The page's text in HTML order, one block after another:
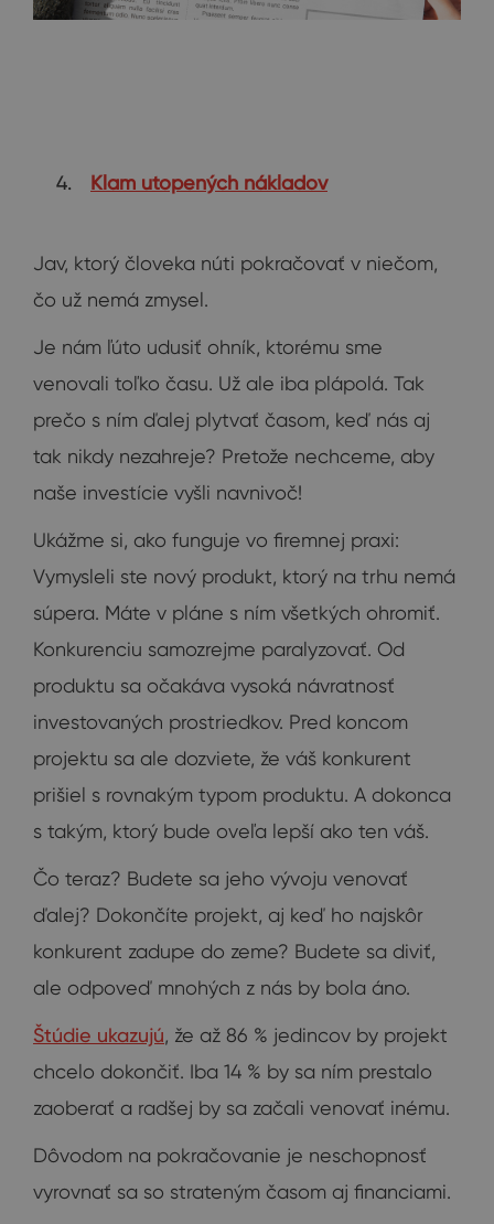
Klam utopených nákladov
Jav, ktorý človeka núti pokračovať v niečom,
čo už nemá zmysel.
Je nám ľúto udusiť ohník, ktorému sme
venovali toľko času. Už ale iba plápolá. Tak
prečo s ním ďalej plytvať časom, keď nás aj
tak nikdy nezahreje? Pretože nechceme, aby
naše investície vyšli navnivoč!
Ukážme si, ako funguje vo firemnej praxi:
Vymysleli ste nový produkt, ktorý na trhu nemá
súpera. Máte v pláne s ním všetkých ohromiť.
Konkurenciu samozrejme paralyzovať. Od
produktu sa očakáva vysoká návratnosť
investovaných prostriedkov. Pred koncom
projektu sa ale dozviete, že váš konkurent
prišiel s rovnakým typom produktu. A dokonca
s takým, ktorý bude oveľa lepší ako ten váš.
Čo teraz? Budete sa jeho vývoju venovať
ďalej? Dokončíte projekt, aj keď ho najskôr
konkurent zadupe do zeme? Budete sa diviť,
ale odpoveď mnohých z nás by bola áno.
Štúdie ukazujú, že až 86 % jedincov by projekt
chcelo dokončiť. Iba 14 % by sa ním prestalo
zaoberať a radšej by sa začali venovať inému.
Dôvodom na pokračovanie je neschopnosť
vyrovnať sa so strateným časom aj financiami.